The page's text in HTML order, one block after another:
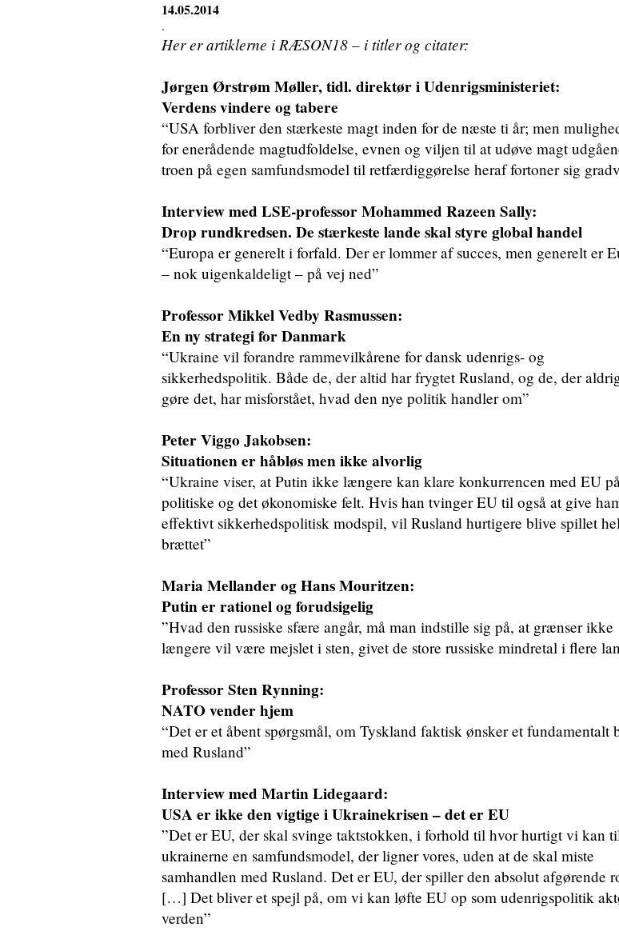
14.05.2014
.
Her er artiklerne i RÆSON18 – i titler og citater:
Jørgen Ørstrøm Møller, tidl. direktør i Udenrigsministeriet:
Verdens vindere og tabere
“USA forbliver den stærkeste magt inden for de næste ti år; men
for enerådende magtudfoldelse, evnen og viljen til at udøve magt
troen på egen samfundsmodel til retfærdiggørelse heraf fortoner sig
Interview med LSE-professor Mohammed Razeen Sally:
Drop rundkredsen. De stærkeste lande skal styre global handel
“Europa er generelt i forfald. Der er lommer af succes, men generelt er
– nok uigenkaldeligt – på vej ned”
Professor Mikkel Vedby Rasmussen:
En ny strategi for Danmark
“Ukraine vil forandre rammevilkårene for dansk udenrigs- og
sikkerhedspolitik. Både de, der altid har frygtet Rusland, og de, der
gøre det, har misforstået, hvad den nye politik handler om”
Peter Viggo Jakobsen:
Situationen er håbløs men ikke alvorlig
“Ukraine viser, at Putin ikke længere kan klare konkurrencen med EU
politiske og det økonomiske felt. Hvis han tvinger EU til også at give
effektivt sikkerhedspolitisk modspil, vil Rusland hurtigere blive spillet
brættet”
Maria Mellander og Hans Mouritzen:
Putin er rationel og forudsigelig
”Hvad den russiske sfære angår, må man indstille sig på, at grænser ikke
længere vil være mejslet i sten, givet de store russiske mindretal i flere
Professor Sten Rynning:
NATO vender hjem
“Det er et åbent spørgsmål, om Tyskland faktisk ønsker et fundamentalt
med Rusland”
Interview med Martin Lidegaard:
USA er ikke den vigtige i Ukrainekrisen – det er EU
”Det er EU, der skal svinge taktstokken, i forhold til hvor hurtigt vi kan
ukrainerne en samfundsmodel, der ligner vores, uden at de skal miste
samhandlen med Rusland. Det er EU, der spiller den absolut afgørende
[…] Det bliver et spejl på, om vi kan løfte EU op som udenrigspolitik
verden”